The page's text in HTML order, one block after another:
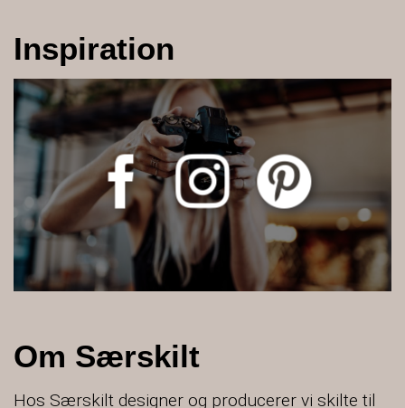
Inspiration
Om Særskilt
Hos Særskilt designer og producerer vi skilte til